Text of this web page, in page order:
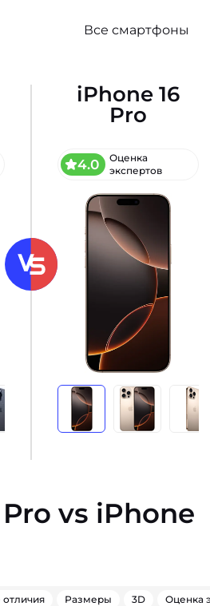
Все смартфоны
iPhone 16
Pro
4.0
Оценка
экспертов
vs iPhone
Размеры 3D Оценка